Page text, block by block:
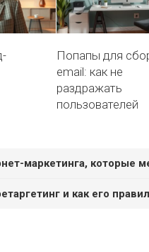
Попапы для
email: как не
раздражать
пользователей